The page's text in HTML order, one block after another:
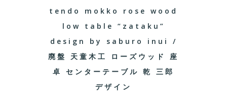
tendo mokko rose wood
low table “zataku”
design by saburo inui /
廃盤 天童木工 ローズウッド 座
卓 センターテーブル 乾 三郎
デザイン